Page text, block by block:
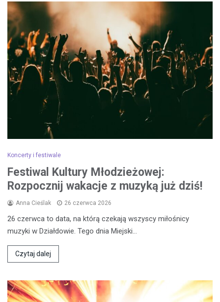
Koncerty i festiwale
Festiwal Kultury Młodzieżowej:
Rozpocznij wakacje z muzyką już dziś!
Anna Cieślak 26 czerwca 2026
26 czerwca to data, na którą czekają wszyscy miłośnicy
muzyki w Działdowie. Tego dnia Miejski…
Czytaj dalej